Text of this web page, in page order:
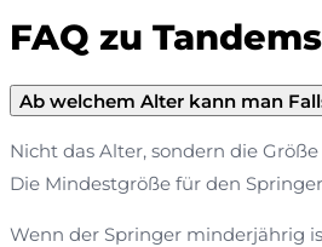
FAQ zu
Ab welchem Alter kann man
Nicht das Alter, sondern die
Die Mindestgröße für den
Wenn der Springer minderjährig